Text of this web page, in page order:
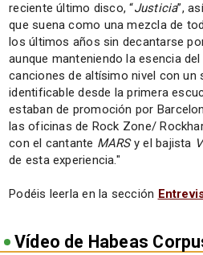
reciente último disco, “Justicia”,
que suena como una mezcla de
los últimos años sin decantarse
aunque manteniendo la esencia
canciones de altísimo nivel con un
identificable desde la primera
estaban de promoción por
las oficinas de Rock Zone/
con el cantante MARSy el bajista
de esta experiencia."
Podéis leerla en la sección
Vídeo de Habeas